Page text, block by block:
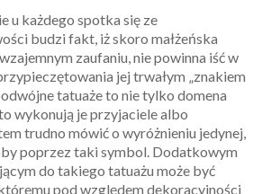
u każdego spotka się ze
budzi fakt, iż skoro małżeńska
zaufaniu, nie powinna iść w
jej trwałym „znakiem
tatuaże to nie tylko domena
wykonują je przyjaciele albo
trudno mówić o wyróżnieniu jedynej,
poprzez taki symbol. Dodatkowym
do takiego tatuażu może być
pod względem dekoracyjności